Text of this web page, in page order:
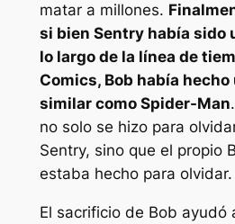
matar a millones.
si bien Sentry había sido
lo largo de la línea de
Comics, Bob había
similar como Spider-Man
no solo se hizo para
Sentry, sino que el propio
estaba hecho para olvidar.
El sacrificio de Bob ayudó